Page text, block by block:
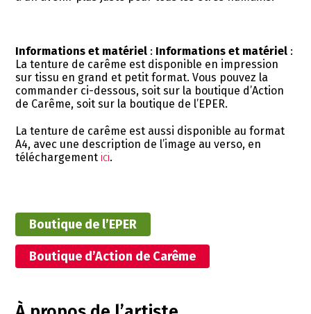
Informations et matériel : Informations et matériel :
La tenture de carême est disponible en impression
sur tissu en grand et petit format. Vous pouvez la
commander ci-dessous, soit sur la boutique d’Action
de Carême, soit sur la boutique de l’EPER.
La tenture de carême est aussi disponible au format
A4, avec une description de l’image au verso, en
téléchargement ici.
Boutique de l’EPER
Boutique d’Action de Carême